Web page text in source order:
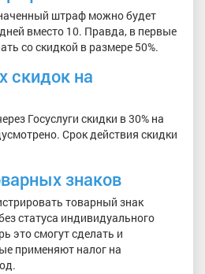
штраф можно будет
вместо 10. Правда, в первые
со скидкой в размере 50%.
скидок на
Госуслуги скидки в 30% на
Срок действия скидки
знаков
товарный знак
статуса индивидуального
это смогут сделать и
применяют налог на